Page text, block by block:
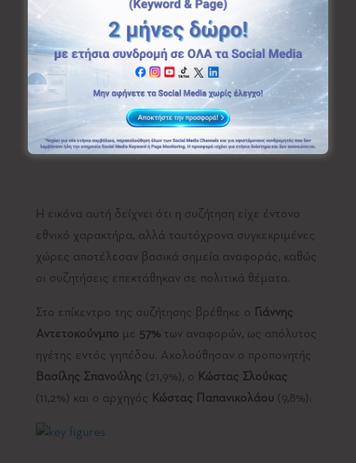
Η Ελλάδα κατέλαβε το
της συνολικής
συζήτησης, ενώ οι χώρες που αναφέρθηκαν
περισσότερο από τους Έλληνες χρήστες στα social
media ήταν η Τουρκία (9,54%) και το (4,94%)
Η εικόνα αυτή δείχνει ότι η συζήτηση είχε έντονο
εθνικό χαρακτήρα, αλλά ταυτόχρονα συγκεκριμένες
χώρες αποτέλεσαν βασικά σημεία αναφοράς, καθώς
οι συζητήσεις επεκτάθηκαν σε πολιτικά θέματα.
Στο επίκεντρο της συζήτησης βρέθηκε ο Γιάννης
Αντετοκούνμπο με 57%των αναφορών, ως απόλυτος
ηγέτης εντός γηπέδου. Ακολούθησαν ο προπονητής
Βασίλης Σπανούλης (21,9%), ο Κώστας Σλούκας
(11,2%) και ο αρχηγός Κώστας Παπανικολάου (9,8%):